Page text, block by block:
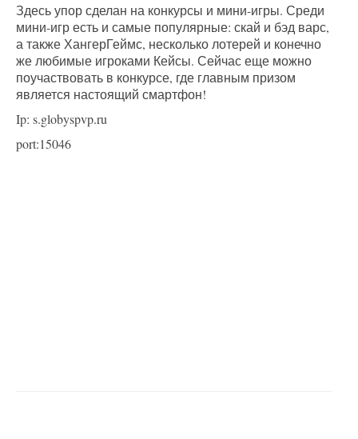
Здесь упор сделан на конкурсы и мини-игры. Среди
мини-игр есть и самые популярные: скай и бэд варс,
а также ХангерГеймс, несколько лотерей и конечно
же любимые игроками Кейсы. Сейчас еще можно
поучаствовать в конкурсе, где главным призом
является настоящий смартфон!
Ip: s.globyspvp.ru
port:15046